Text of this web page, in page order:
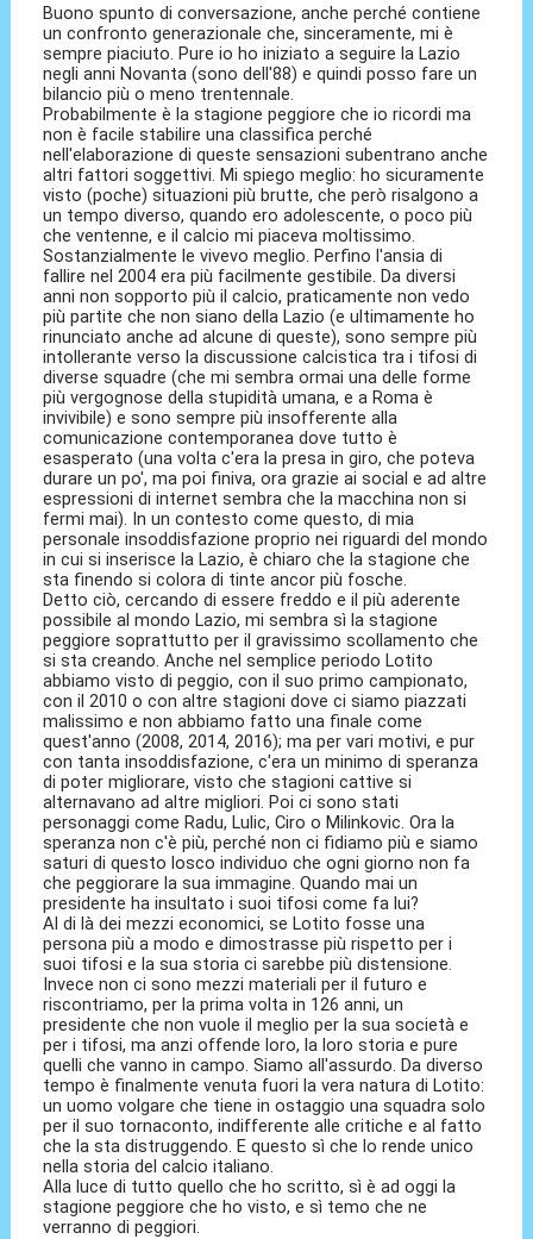
Buono spunto di conversazione, anche perché contiene
un confronto generazionale che, sinceramente, mi è
sempre piaciuto. Pure io ho iniziato a seguire la Lazio
negli anni Novanta (sono dell'88) e quindi posso fare un
bilancio più o meno trentennale.
Probabilmente è la stagione peggiore che io ricordi ma
non è facile stabilire una classifica perché
nell'elaborazione di queste sensazioni subentrano anche
altri fattori soggettivi. Mi spiego meglio: ho sicuramente
visto (poche) situazioni più brutte, che però risalgono a
un tempo diverso, quando ero adolescente, o poco più
che ventenne, e il calcio mi piaceva moltissimo.
Sostanzialmente le vivevo meglio. Perfino l'ansia di
fallire nel 2004 era più facilmente gestibile. Da diversi
anni non sopporto più il calcio, praticamente non vedo
più partite che non siano della Lazio (e ultimamente ho
rinunciato anche ad alcune di queste), sono sempre più
intollerante verso la discussione calcistica tra i tifosi di
diverse squadre (che mi sembra ormai una delle forme
più vergognose della stupidità umana, e a Roma è
invivibile) e sono sempre più insofferente alla
comunicazione contemporanea dove tutto è
esasperato (una volta c'era la presa in giro, che poteva
durare un po', ma poi finiva, ora grazie ai social e ad altre
espressioni di internet sembra che la macchina non si
fermi mai). In un contesto come questo, di mia
personale insoddisfazione proprio nei riguardi del mondo
in cui si inserisce la Lazio, è chiaro che la stagione che
sta finendo si colora di tinte ancor più fosche.
Detto ciò, cercando di essere freddo e il più aderente
possibile al mondo Lazio, mi sembra sì la stagione
peggiore soprattutto per il gravissimo scollamento che
si sta creando. Anche nel semplice periodo Lotito
abbiamo visto di peggio, con il suo primo campionato,
con il 2010 o con altre stagioni dove ci siamo piazzati
malissimo e non abbiamo fatto una finale come
quest'anno (2008, 2014, 2016); ma per vari motivi, e pur
con tanta insoddisfazione, c'era un minimo di speranza
di poter migliorare, visto che stagioni cattive si
alternavano ad altre migliori. Poi ci sono stati
personaggi come Radu, Lulic, Ciro o Milinkovic. Ora la
speranza non c'è più, perché non ci fidiamo più e siamo
saturi di questo losco individuo che ogni giorno non fa
che peggiorare la sua immagine. Quando mai un
presidente ha insultato i suoi tifosi come fa lui?
Al di là dei mezzi economici, se Lotito fosse una
persona più a modo e dimostrasse più rispetto per i
suoi tifosi e la sua storia ci sarebbe più distensione.
Invece non ci sono mezzi materiali per il futuro e
riscontriamo, per la prima volta in 126 anni, un
presidente che non vuole il meglio per la sua società e
per i tifosi, ma anzi offende loro, la loro storia e pure
quelli che vanno in campo. Siamo all'assurdo. Da diverso
tempo è finalmente venuta fuori la vera natura di Lotito:
un uomo volgare che tiene in ostaggio una squadra solo
per il suo tornaconto, indifferente alle critiche e al fatto
che la sta distruggendo. E questo sì che lo rende unico
nella storia del calcio italiano.
Alla luce di tutto quello che ho scritto, sì è ad oggi la
stagione peggiore che ho visto, e sì temo che ne
verranno di peggiori.